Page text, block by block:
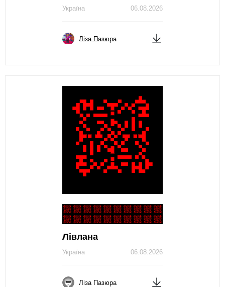
06.08.2026
Україна
Ліза Пазюра
Лівлана
06.08.2026
Україна
Ліза Пазюра